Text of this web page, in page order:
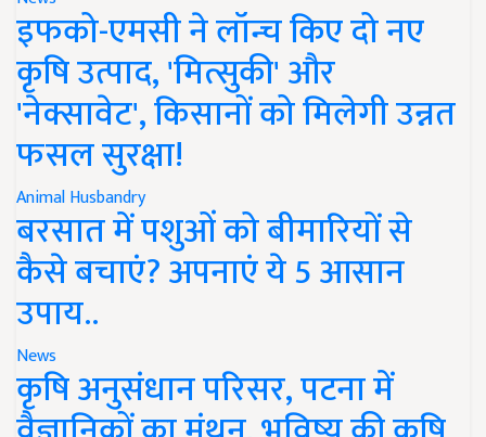
इफको-एमसी ने लॉन्च किए दो नए
कृषि उत्पाद, 'मित्सुकी' और
'नेक्सावेट', किसानों को मिलेगी उन्नत
फसल सुरक्षा!
Animal Husbandry
बरसात में पशुओं को बीमारियों से
कैसे बचाएं? अपनाएं ये 5 आसान
उपाय..
News
कृषि अनुसंधान परिसर, पटना में